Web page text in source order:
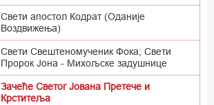
Свети апостол Кодрат (Оданије
Воздвижења)
Свети Свештеномученик Фока; Свети
Пророк Јона - Михољске задушнице
Зачеће Светог Јована Претече и
Крститеља